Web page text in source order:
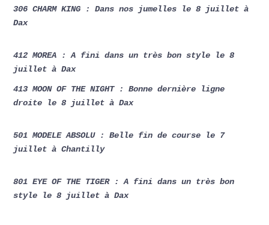
306 CHARM KING : Dans nos jumelles le 8 juillet à
Dax
412 MOREA : A fini dans un très bon style le 8
juillet à Dax
413 MOON OF THE NIGHT : Bonne dernière ligne
droite le 8 juillet à Dax
501 MODELE ABSOLU : Belle fin de course le 7
juillet à Chantilly
801 EYE OF THE TIGER : A fini dans un très bon
style le 8 juillet à Dax